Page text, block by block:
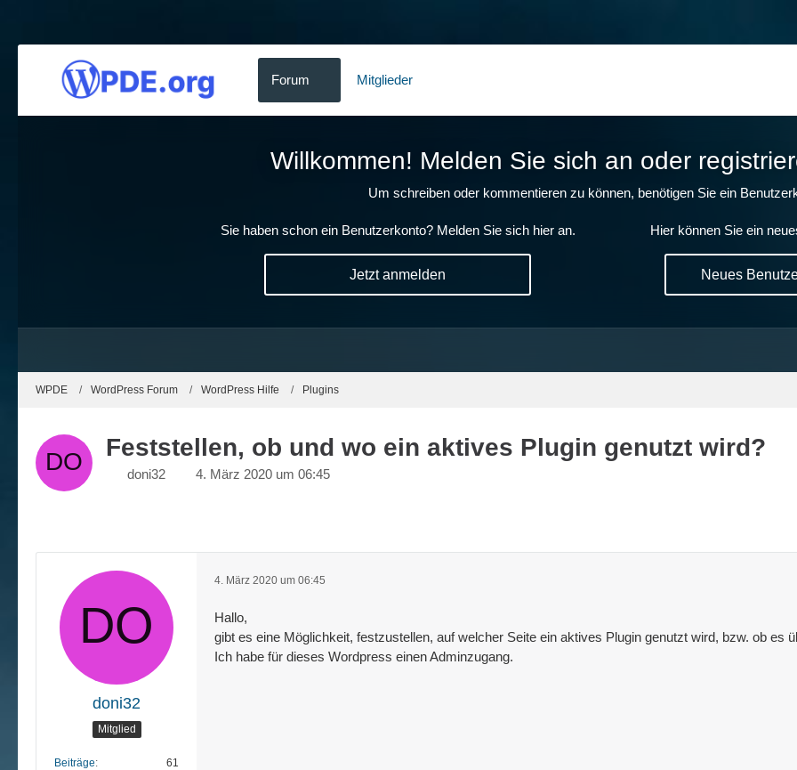
Forum Mitglieder
Willkommen! Melden Sie sich an oder
Um schreiben oder kommentieren zu können, benötigen Sie ein
Sie haben schon ein Benutzerkonto? Melden Sie sich hier an.
Jetzt anmelden
Hier können Sie ein
Neues
WPDE WordPress Forum WordPress Hilfe Plugins
Feststellen, ob und wo ein aktives Plugin genutzt wird?
doni32 4. März 2020 um 06:45
doni32
Mitglied
Beiträge 61
4. März 2020 um 06:45
Hallo,
gibt es eine Möglichkeit, festzustellen, auf welcher Seite ein aktives Plugin genutzt wird, bzw. ob es
Ich habe für dieses Wordpress einen Adminzugang.